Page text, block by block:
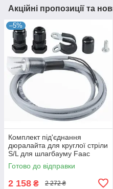
Акційні пропозиції та
–5%
Комплект під'єднання
дюралайта для круглої стріли
S/L для шлагбауму Faac
B614/620
Готово до відправки
2 158 ₴ 2 272 ₴